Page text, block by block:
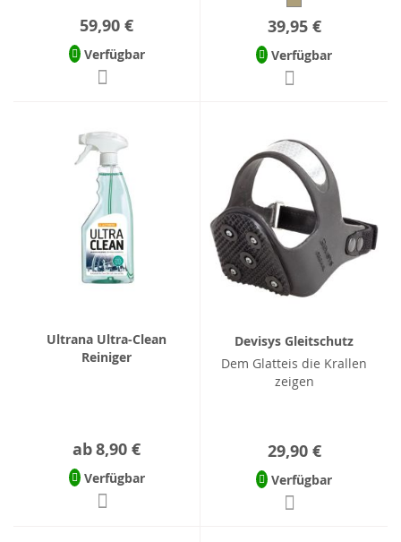
59,90 €
Verfügbar
39,95 €
Verfügbar
Ultrana Ultra-Clean
Reiniger
ab8,90 €
Verfügbar
Devisys Gleitschutz
Dem Glatteis die Krallen
zeigen
29,90 €
Verfügbar